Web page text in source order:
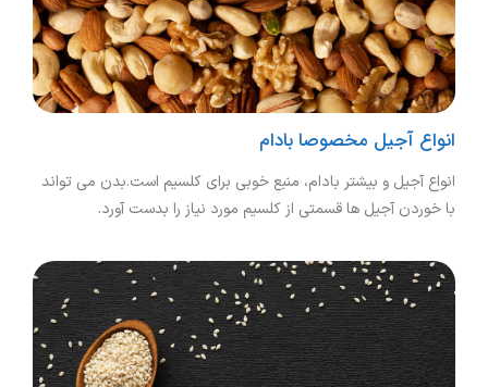
انواع آجیل مخصوصا بادام
انواع آجیل و بیشتر بادام، منبع خوبی برای کلسیم است.بدن می تواند
با خوردن آجیل ها قسمتی از کلسیم مورد نیاز را بدست آورد.